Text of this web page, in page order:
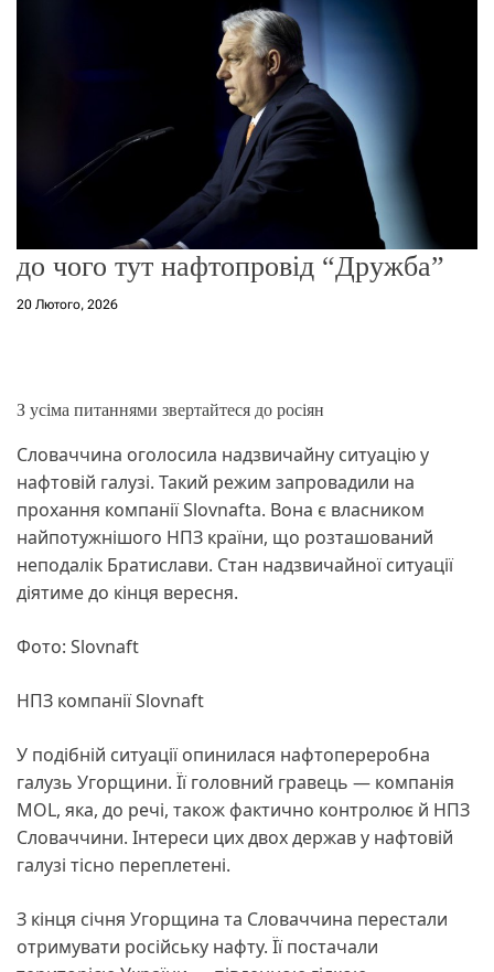
до чого тут нафтопровід “Дружба”
20 Лютого, 2026
З усіма питаннями звертайтеся до росіян
Словаччина оголосила надзвичайну ситуацію у
нафтовій галузі. Такий режим запровадили на
прохання компанії Slovnafta. Вона є власником
найпотужнішого НПЗ країни, що розташований
неподалік Братислави. Стан надзвичайної ситуації
діятиме до кінця вересня.
Фото: Slovnaft
НПЗ компанії Slovnaft
У подібній ситуації опинилася нафтопереробна
галузь Угорщини. Її головний гравець — компанія
MOL, яка, до речі, також фактично контролює й НПЗ
Словаччини. Інтереси цих двох держав у нафтовій
галузі тісно переплетені.
З кінця січня Угорщина та Словаччина перестали
отримувати російську нафту. Її постачали